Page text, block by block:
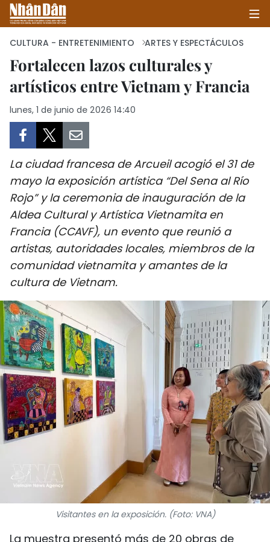
INICIO
POLÍTICA
SOCIEDAD
SALUD - MEDIO AMBIENTE
CULTURA - ENTRETENIMIENTO
INTERNACIONAL
DEPORTES
VIAJES
PUENTE DE AMISTAD
HISTORIAS MULTIMEDIA
FOTOGRAFÍA
¿QUIÉNES SOMOS?
TIẾNG VIỆT
ENGLISH
CULTURA - ENTRETENIMIENTO ARTES Y ESPECTÁCULOS
Fortalecen lazos culturales y
artísticos entre Vietnam y Francia
lunes, 1 de junio de 2026 14:40
La ciudad francesa de Arcueil acogió el 31 de
mayo la exposición artística “Del Sena al Río
Rojo” y la ceremonia de inauguración de la
Aldea Cultural y Artística Vietnamita en
Francia (CCAVF), un evento que reunió a
artistas, autoridades locales, miembros de la
comunidad vietnamita y amantes de la
cultura de Vietnam.
Visitantes en la exposición. (Foto: VNA)
La muestra presentó más de 20 obras de